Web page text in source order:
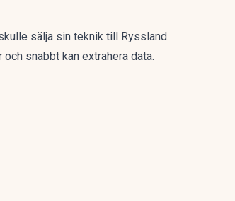
sälja sin teknik till Ryssland.
snabbt kan extrahera data.